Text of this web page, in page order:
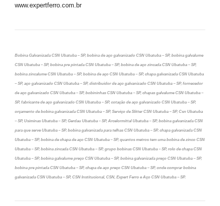
www.expertferro.com.br
Bobina Galvanizada CSN Ubatuba – SP, bobina de aço galvanizado CSN Ubatuba – SP, bobina galvalume
CSN Ubatuba – SP, bobina pre pintada CSN Ubatuba – SP, bobina de aço zincada CSN Ubatuba – SP,
bobina zincalume CSN Ubatuba – SP, bobina de aço CSN Ubatuba – SP, chapa galvanizada CSN Ubatuba
– SP, aço galvanizado CSN Ubatuba – SP, distribuidor de aço galvanizado CSN Ubatuba – SP, fornecedor
de aço galvanizado CSN Ubatuba – SP, bobininhas CSN Ubatuba – SP, chapas galvalume CSN Ubatuba –
SP, fabricante de aço galvanizado CSN Ubatuba – SP, cotação de aço galvanizado CSN Ubatuba – SP,
orçamento de bobina galvanizada CSN Ubatuba – SP, Serviço de Slitter CSN Ubatuba – SP, Csn Ubatuba
– SP, Usiminas Ubatuba – SP, Gerdau Ubatuba – SP, Arcelormittal Ubatuba – SP, bobina galvanizada CSN
para que serve Ubatuba – SP, bobina galvanizada para telhas CSN Ubatuba – SP, chapa galvanizada CSN
Ubatuba – SP, bobina de chapa de aço CSN Ubatuba – SP, quantos metros tem uma bobina de zinco CSN
Ubatuba – SP, bobina zincada CSN Ubatuba – SP, grupo bobinas CSN Ubatuba – SP, rolo de chapa CSN
Ubatuba – SP, bobina galvalume preço CSN Ubatuba – SP, bobina galvanizada preço CSN Ubatuba – SP,
bobina pre pintada CSN Ubatuba – SP, chapa de aço preço CSN Ubatuba – SP, onde comprar bobina
galvanizada CSN Ubatuba – SP, CSN Institucional, CSN, Expert Ferro e Aço CSN Ubatuba – SP.